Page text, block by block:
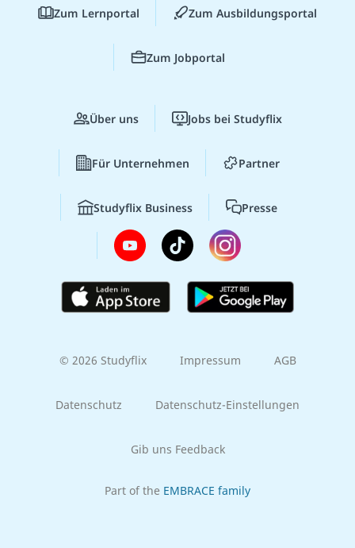
Zum Lernportal Zum Ausbildungsportal
Zum Jobportal
Über uns Jobs bei Studyflix
Für Unternehmen Partner
Studyflix Business Presse
© 2026 Studyflix Impressum AGB
Datenschutz Datenschutz-Einstellungen
Gib uns Feedback
Part of the EMBRACE family